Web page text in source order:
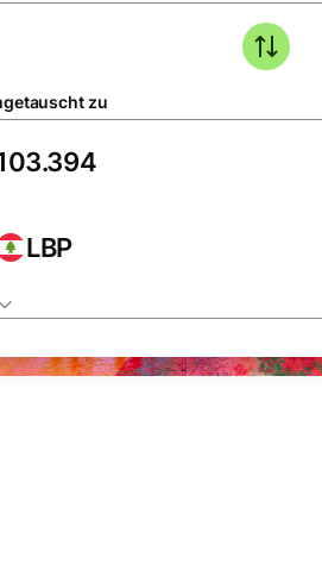
zu
LBP